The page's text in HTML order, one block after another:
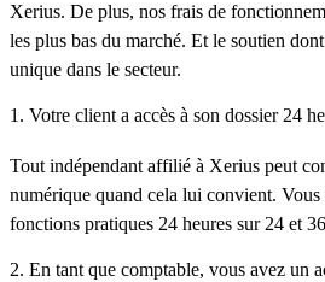
Xerius. De plus, nos frais de
les plus bas du marché. Et le soutien
unique dans le secteur.
1. Votre client a accès à son dossier 24
Tout indépendant affilié à Xerius peut
numérique quand cela lui convient.
fonctions pratiques 24 heures sur 24 et
2. En tant que comptable, vous avez un